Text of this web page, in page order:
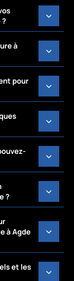
à
pour
?
à Agde
et les